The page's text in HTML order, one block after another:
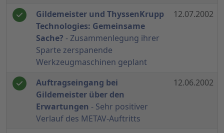
Gildemeister und ThyssenKrupp
Technologies: Gemeinsame
Sache? - Zusammenlegung ihrer
Sparte zerspanende
Werkzeugmaschinen geplant
12.07.2002
Auftragseingang bei
Gildemeister über den
Erwartungen - Sehr positiver
Verlauf des METAV-Auftritts
12.06.2002